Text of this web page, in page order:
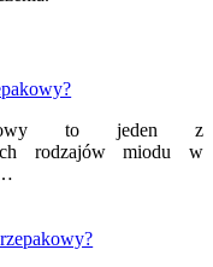
to jeden z
rodzajów miodu w